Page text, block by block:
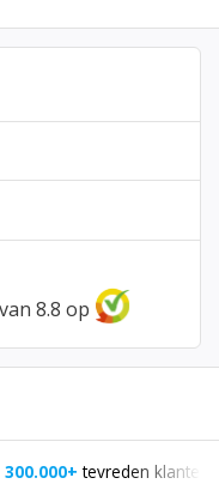
8.8 op
300.000+tevreden klanten